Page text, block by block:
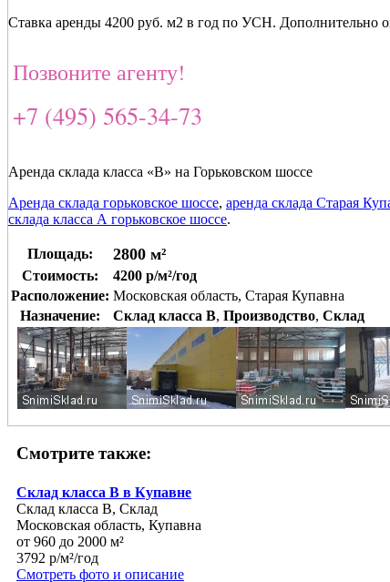
Ставка аренды 4200 руб. м2 в год по УСН. Дополнительно
Позвоните агенту!
+7 (495) 565-34-73
Аренда склада класса «В» на Горьковском шоссе
Аренда склада горьковское шоссе, аренда склада Старая
склада класса А горьковское шоссе.
Площадь: 2800 м²
Стоимость:
4200 р/м²/год
Расположение: Московская область, Старая Купавна
Назначение:
Склад класса B, Производство, Склад
Смотрите также:
Склад класса В в Купавне
Склад класса B, Склад
Московская область, Купавна
от 960 до 2000 м²
3792 р/м²/год
Смотреть фото и описание